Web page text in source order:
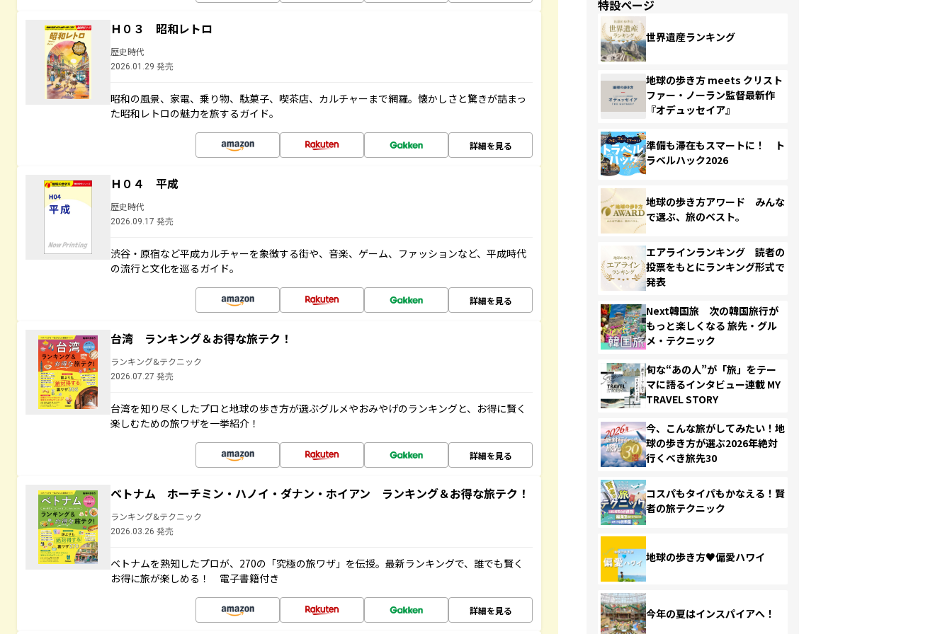
Ｈ０３ 昭和レトロ
歴史時代
2026.01.29 発売
昭和の風景、家電、乗り物、駄菓子、喫茶店、カルチャーまで網羅。懐かしさと驚きが詰まっ
た昭和レトロの魅力を旅するガイド。
詳細を見る
Ｈ０４ 平成
歴史時代
2026.09.17 発売
渋谷・原宿など平成カルチャーを象徴する街や、音楽、ゲーム、ファッションなど、平成時代
の流行と文化を巡るガイド。
詳細を見る
台湾 ランキング＆お得な旅テク！
ランキング&テクニック
2026.07.27 発売
台湾を知り尽くしたプロと地球の歩き方が選ぶグルメやおみやげのランキングと、お得に賢く
楽しむための旅ワザを一挙紹介！
詳細を見る
ベトナム ホーチミン・ハノイ・ダナン・ホイアン ランキング＆お得な旅テク！
ランキング&テクニック
2026.03.26 発売
ベトナムを熟知したプロが、270の「究極の旅ワザ」を伝授。最新ランキングで、誰でも賢く
お得に旅が楽しめる！ 電子書籍付き
詳細を見る
特設ページ
世界遺産ランキング
地球の歩き方 meets クリスト
ファー・ノーラン監督最新作
『オデュッセイア』
準備も滞在もスマートに！ ト
ラベルハック2026
地球の歩き方アワード みんな
で選ぶ、旅のベスト。
エアラインランキング 読者の
投票をもとにランキング形式で
発表
Next韓国旅 次の韓国旅行が
もっと楽しくなる 旅先・グル
メ・テクニック
旬な“あの人”が「旅」をテー
マに語るインタビュー連載 MY
TRAVEL STORY
今、こんな旅がしてみたい！地
球の歩き方が選ぶ2026年絶対
行くべき旅先30
コスパもタイパもかなえる！賢
者の旅テクニック
地球の歩き方♥偏愛ハワイ
今年の夏はインスパイアへ！